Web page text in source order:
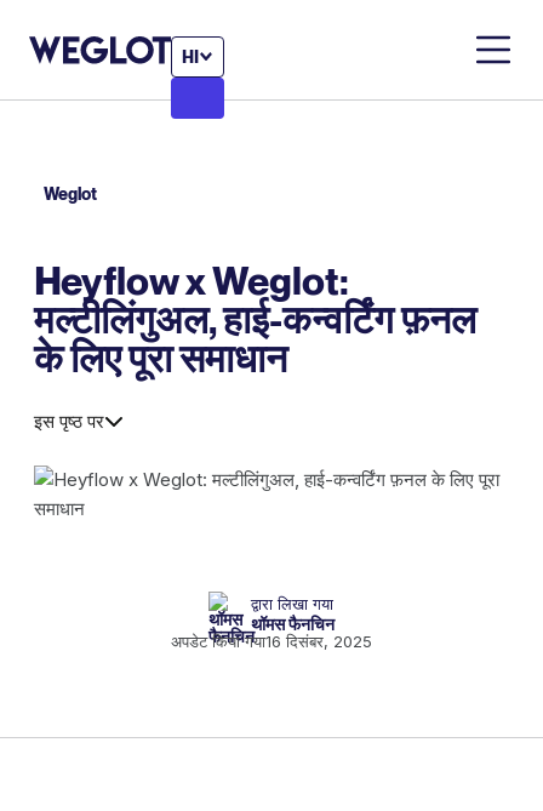
HI
Weglot
Heyflow x Weglot:
मल्टीलिंगुअल, हाई-कन्वर्टिंग फ़नल
के लिए पूरा समाधान
इस पृष्ठ पर
द्वारा लिखा गया
थॉमस फैनचिन
अपडेट किया गया16 दिसंबर, 2025